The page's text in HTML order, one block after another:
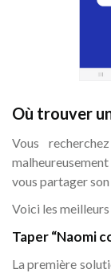
Où trouver
Vous
vous partager son
Voici les
Taper “Naomi
La première